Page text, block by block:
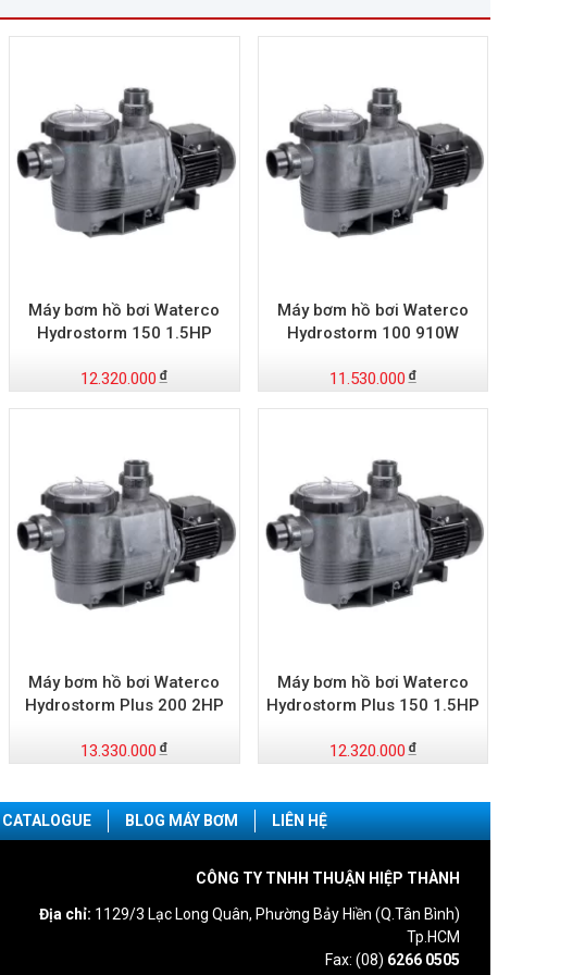
Máy bơm hồ bơi Waterco
Hydrostorm 150 1.5HP
12.320.000
Máy bơm hồ bơi Waterco
Hydrostorm 100 910W
11.530.000
Máy bơm hồ bơi Waterco
Hydrostorm Plus 200 2HP
13.330.000
Máy bơm hồ bơi Waterco
Hydrostorm Plus 150 1.5HP
12.320.000
CATALOGUE BLOG MÁY BƠM LIÊN HỆ
CÔNG TY TNHH THUẬN HIỆP THÀNH
Địa chỉ: 1129/3 Lạc Long Quân, Phường Bảy Hiền (Q.Tân Bình)
Tp.HCM
Fax: (08) 6266 0505